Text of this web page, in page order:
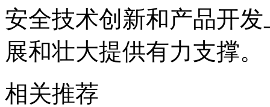
安全技术创新和产品开
展和壮大提供有力支撑。
相关推荐